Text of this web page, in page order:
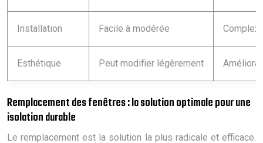
Installation Facile à modérée
Esthétique Peut modifier légèrement
Remplacement des fenêtres : la solution optimale pour une
isolation durable
Le remplacement est la solution la plus radicale et efficace.